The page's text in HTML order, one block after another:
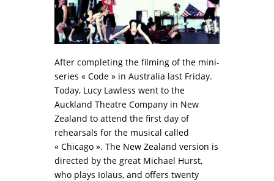
After completing the filming of the mini-
series « Code » in Australia last Friday.
Today, Lucy Lawless went to the
Auckland Theatre Company in New
Zealand to attend the first day of
rehearsals for the musical called
« Chicago ». The New Zealand version is
directed by the great Michael Hurst,
who plays Iolaus, and offers twenty